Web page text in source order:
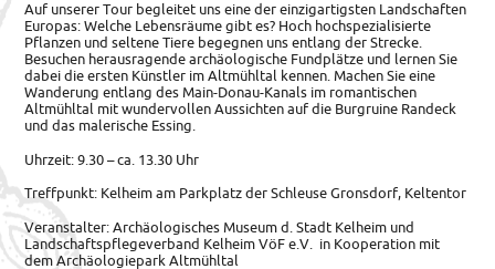
Auf unserer Tour begleitet uns eine der einzigartigsten Landschaften
Europas: Welche Lebensräume gibt es? Hoch hochspezialisierte
Pflanzen und seltene Tiere begegnen uns entlang der Strecke.
Besuchen herausragende archäologische Fundplätze und lernen Sie
dabei die ersten Künstler im Altmühltal kennen. Machen Sie eine
Wanderung entlang des Main-Donau-Kanals im romantischen
Altmühltal mit wundervollen Aussichten auf die Burgruine Randeck
und das malerische Essing.
Uhrzeit: 9.30 – ca. 13.30 Uhr
Treffpunkt: Kelheim am Parkplatz der Schleuse Gronsdorf, Keltentor
Veranstalter: Archäologisches Museum d. Stadt Kelheim und
Landschaftspflegeverband Kelheim VöF e.V. in Kooperation mit
dem Archäologiepark Altmühltal